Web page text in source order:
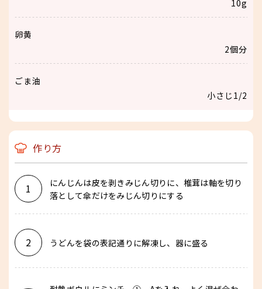
10g
卵黄
2個分
ごま油
小さじ1/2
作り方
1
にんじんは皮を剥きみじん切りに、椎茸は軸を切り
落として傘だけをみじん切りにする
2 うどんを袋の表記通りに解凍し、器に盛る